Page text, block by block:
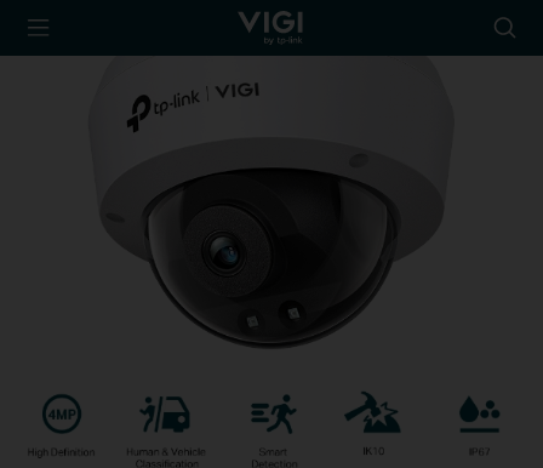
TP-Link, Reliably
icon